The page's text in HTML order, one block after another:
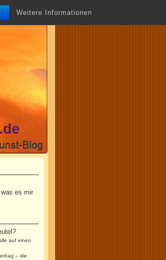
Weitere Informationen
es mir
auf einen
– die